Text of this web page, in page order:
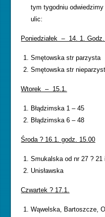
tym tygodniu
ulic:
Poniedziałek – 14. 1.
Smętowska str parzysta
Smętowska str
Wtorek – 15.1.
Błądzimska 1 – 45
Błądzimska 6 – 48
Środa ? 16.1. godz. 15.00
Smukalska od nr 27 ? 21
Unisławska
Czwartek ? 17.1.
Wąwelska, Bartoszcze,